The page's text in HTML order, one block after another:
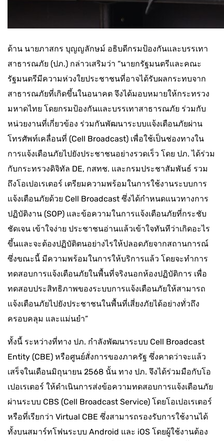
ด้าน นายภาสกร บุญญลักษม์ อธิบดีกรมป้องกันและบรรเทา
สาธารณภัย (ปภ.) กล่าวเสริมว่า “นายกรัฐมนตรีและคณะ
รัฐมนตรีมีความห่วงใยประชาชนที่อาจได้รับผลกระทบจาก
สาธารณภัยที่เกิดขึ้นในอนาคต จึงได้มอบหมายให้กระทรวง
มหาดไทย โดยกรมป้องกันและบรรเทาสาธารณภัย ร่วมกับ
หน่วยงานที่เกี่ยวข้อง ร่วมกันพัฒนาระบบแจ้งเตือนภัยผ่าน
โทรศัพท์เคลื่อนที่ (Cell Broadcast) เพื่อใช้เป็นช่องทางใน
การแจ้งเตือนภัยไปยังประชาชนอย่างรวดเร็ว โดย ปภ. ได้ร่วม
กับกระทรวงดิจิทัล DE, กสทช. และกรมประชาสัมพันธ์ รวม
ถึงโอเปอเรเตอร์ เตรียมความพร้อมในการใช้งานระบบการ
แจ้งเตือนภัยด้วย Cell Broadcast ซึ่งได้กำหนดแนวทางการ
ปฏิบัติงาน (SOP) และข้อความในการแจ้งเตือนภัยที่กระชับ
ชัดเจน เข้าใจง่าย ประชาชนอ่านแล้วเข้าใจทันทีว่าเกิดอะไร
ขึ้นและจะต้องปฏิบัติตนอย่างไรให้ปลอดภัยจากสถานการณ์
ซึ่งขณะนี้ มีความพร้อมในการให้บริการแล้ว โดยจะทำการ
ทดสอบการแจ้งเตือนภัยในพื้นที่จริงนอกห้องปฏิบัติการ เพื่อ
ทดสอบประสิทธิภาพของระบบการแจ้งเตือนภัยให้สามารถ
แจ้งเตือนภัยไปยังประชาชนในพื้นที่เสี่ยงภัยได้อย่างทั่วถึง
ครอบคลุม และแม่นยำ”
ทั้งนี้ ระหว่างที่ทาง ปภ. กำลังพัฒนาระบบ Cell Broadcast
Entity (CBE) หรือศูนย์สั่งการของภาครัฐ ซึ่งคาดว่าจะแล้ว
เสร็จในเดือนมิถุนายน 2568 นั้น ทาง ปภ. จึงได้ร่วมมือกับโอ
เปอเรเตอร์ ให้ดำเนินการส่งข้อความทดสอบการแจ้งเตือนภัย
ผ่านระบบ CBS (Cell Broadcast Service) โดยโอเปอเรเตอร์
หรือที่เรียกว่า Virtual CBE ซึ่งสามารถรองรับการใช้งานได้
ทั้งบนสมาร์ทโฟนระบบ Android และ iOS โดยผู้ใช้งานต้อง